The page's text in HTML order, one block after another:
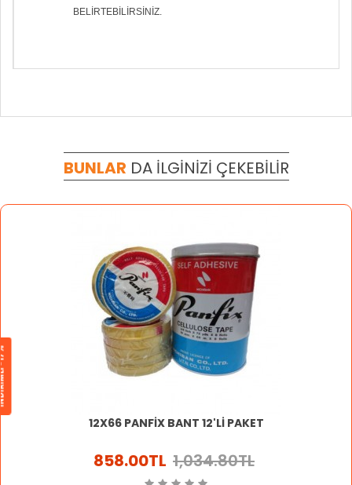
BELİRTEBİLİRSİNİZ.
BUNLAR DA İLGINIZI ÇEKEBILIR
12X66 PANFİX BANT 12'Lİ PAKET
858.00TL 1,034.80TL